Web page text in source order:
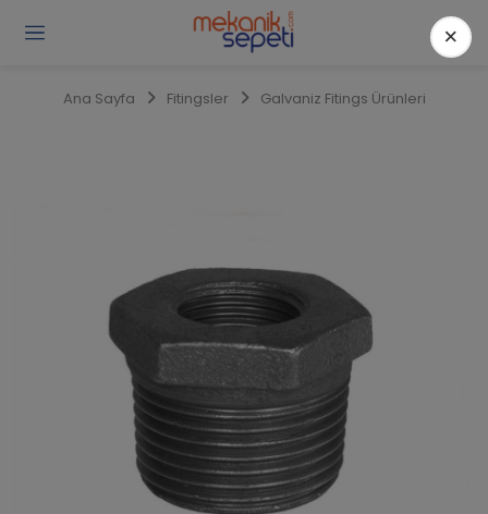
Ana Sayfa Fitingsler Galvaniz Fitings Ürünleri
×